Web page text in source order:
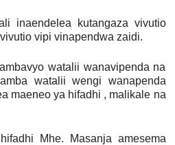
inaendelea kutangaza vivutio
vipi vinapendwa zaidi.
watalii wanavipenda na
watalii wengi wanapenda
maeneo ya hifadhi , malikale na
Mhe. Masanja amesema